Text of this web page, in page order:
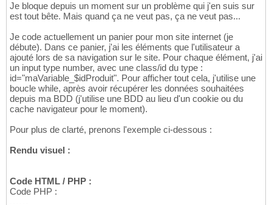
Je bloque depuis un moment sur un problème qui j'en suis sur
est tout bête. Mais quand ça ne veut pas, ça ne veut pas...
Je code actuellement un panier pour mon site internet (je
débute). Dans ce panier, j'ai les éléments que l'utilisateur a
ajouté lors de sa navigation sur le site. Pour chaque élément, j'ai
un input type number, avec une class/id du type :
id="maVariable_$idProduit". Pour afficher tout cela, j'utilise une
boucle while, après avoir récupérer les données souhaitées
depuis ma BDD (j'utilise une BDD au lieu d'un cookie ou du
cache navigateur pour le moment).
Pour plus de clarté, prenons l'exemple ci-dessous :
Rendu visuel :
Code HTML / PHP :
Code PHP :